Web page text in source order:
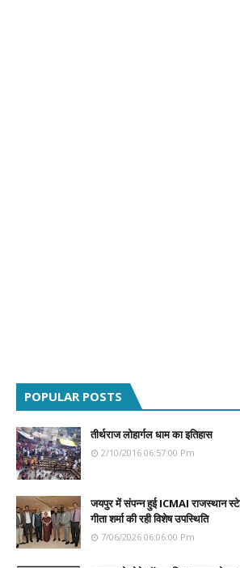
POPULAR POSTS
तीर्थराज लोहार्गल धाम का इतिहास
2/10/2016 06:57:00 Pm
जयपुर में संपन्न हुई ICMAI राजस्थान
गीता शर्मा की रही विशेष उपस्थिति
7/06/2026 06:06:00 Pm